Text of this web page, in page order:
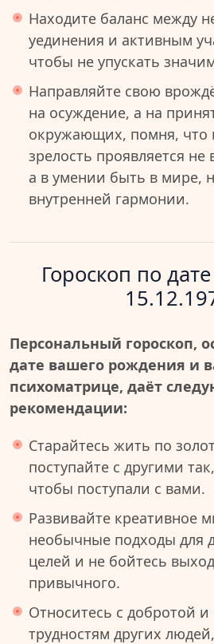
Находите баланс между
уединения и активным
чтобы не упускать
Направляйте свою
на осуждение, а на
окружающих, помня, что
зрелость проявляется не
а в умении быть в мире,
внутренней гармонии.
Гороскоп по
Персональный гороскоп,
дате вашего рождения и
психоматрице, даёт
рекомендации:
Старайтесь жить по
поступайте с другими
чтобы поступали с вами.
Развивайте
необычные подходы для
целей и не бойтесь
привычного.
Относитесь с добротой
трудностям других